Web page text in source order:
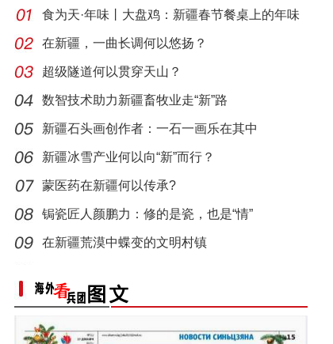
侨乡故事 | 从游客到创客：爱上喀什“慢生活
侨乡故事 | 新疆吐鲁番烘焙师“复刻”1400年
食为天·年味丨大盘鸡：新疆春节餐桌上的年味
担当
在新疆，一曲长调何以悠扬？
超级隧道何以贯穿天山？
数智技术助力新疆畜牧业走“新”路
新疆石头画创作者：一石一画乐在其中
新疆冰雪产业何以向“新”而行？
蒙医药在新疆何以传承?
锔瓷匠人颜鹏力：修的是瓷，也是“情”
在新疆荒漠中蝶变的文明村镇